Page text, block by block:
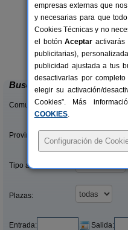
Masia
Tibi
Buscar
Comunidades:
Provincias/Islas:
Tipo alquiler:
Plazas:
Entrada: Salida:
empresas externas que
y necesarias para que
Cookies Técnicas y no
el botónAceptar
publicitarias),
publicidad ajustada a tus
desactivarlas por
elegir su activación/
Cookies”. Más
COOKIES.